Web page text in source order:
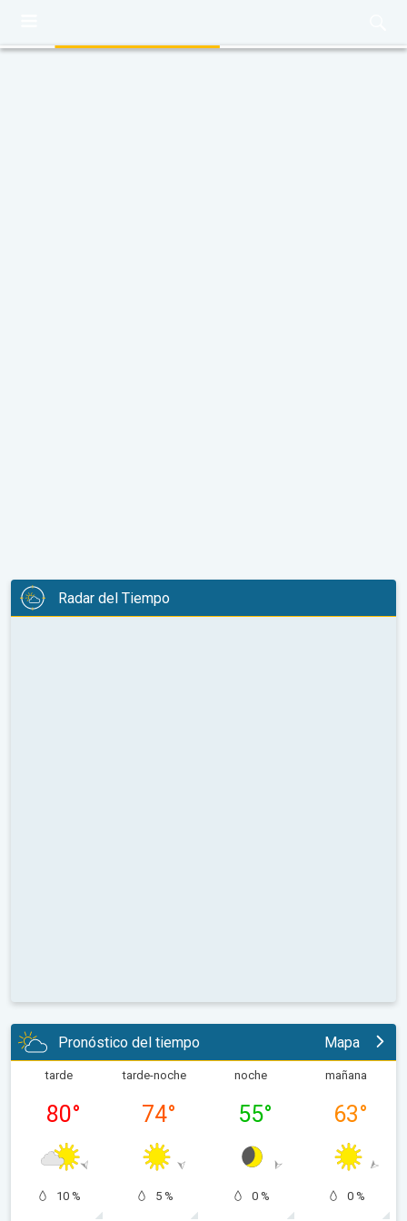
Radar del Tiempo
Pronóstico del tiempo Mapa
tarde
80°
10 %
tarde-noche
74°
5 %
noche
55°
0 %
mañana
63°
0 %